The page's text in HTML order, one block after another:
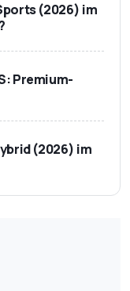
(2026) im
Premium-
(2026) im